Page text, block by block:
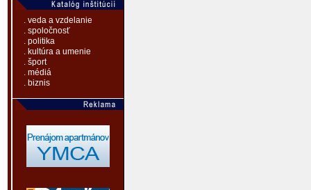
. veda a vzdelanie
. spoločnosť
. politika
. kultúra a umenie
. šport
. médiá
. biznis